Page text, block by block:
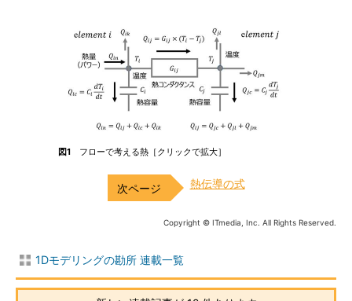
図1 フローで考える熱［クリックで拡大］
熱伝導の式
Copyright © ITmedia, Inc. All Rights Reserved.
1Dモデリングの勘所 連載一覧